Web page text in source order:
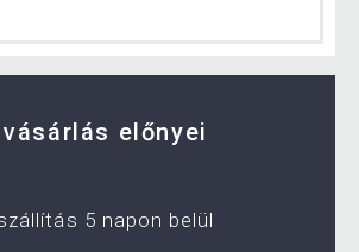
előnyei
5 napon belül